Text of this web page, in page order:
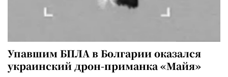
Упавшим БПЛА в Болгарии оказался
украинский дрон-приманка «Майя»